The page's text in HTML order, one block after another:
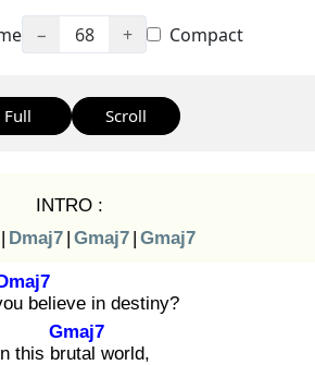
− 68 + Compact
Full Scroll
INTRO :
| Dmaj7 | Gmaj7 | Gmaj7
believe in destiny?
this bru
Gmaj7
tal world,